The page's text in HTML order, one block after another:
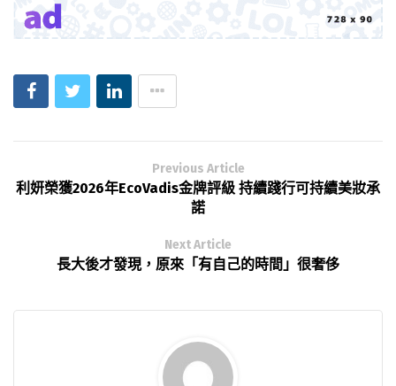
Previous Article
利妍榮獲2026年EcoVadis金牌評級 持續踐行可持續美妝承
諾
Next Article
長大後才發現，原來「有自己的時間」很奢侈